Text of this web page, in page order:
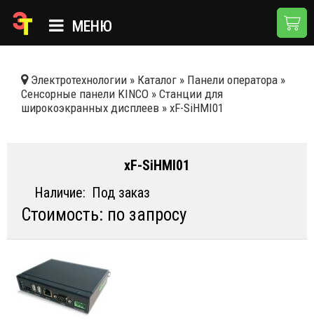
МЕНЮ
КАТАЛОГ
НОВОСТИ
ДОСТАВКА И ОПЛАТА
КОНТАКТЫ
Электротехнологии » Каталог » Панели оператора »
Сенсорные панели KINCO » Станции для
широкоэкранных дисплеев » xF-SiHMI01
xF-SiHMI01
Наличие: Под заказ
Стоимость: по запросу